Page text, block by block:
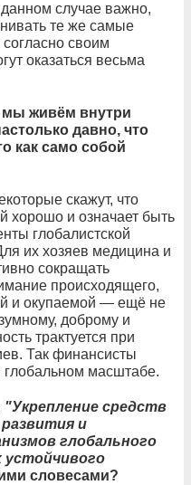
случае важно,
те же самые
согласно своим
оказаться весьма
живём внутри
давно, что
как само собой
скажут, что
хорошо и означает быть
глобалистской
их хозяев медицина и
сокращать
происходящего,
и окупаемой — ещё не
доброму и
трактуется при
Так финансисты
масштабе.
"Укрепление средств
и
глобального
устойчивого
словесами?